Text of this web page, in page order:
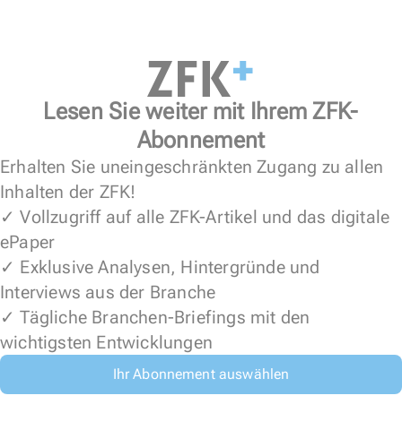
Lesen Sie weiter mit Ihrem ZFK-
Abonnement
Erhalten Sie uneingeschränkten Zugang zu allen
Inhalten der ZFK!
✓ Vollzugriff auf alle ZFK-Artikel und das digitale
ePaper
✓ Exklusive Analysen, Hintergründe und
Interviews aus der Branche
✓ Tägliche Branchen-Briefings mit den
wichtigsten Entwicklungen
Ihr Abonnement auswählen